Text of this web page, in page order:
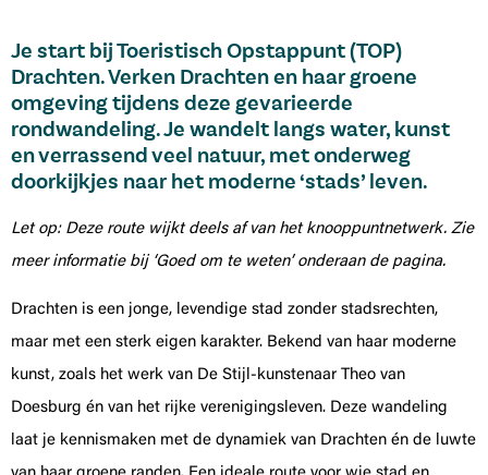
Je start bij Toeristisch Opstappunt (TOP)
Drachten. Verken Drachten en haar groene
omgeving tijdens deze gevarieerde
rondwandeling. Je wandelt langs water, kunst
en verrassend veel natuur, met onderweg
doorkijkjes naar het moderne ‘stads’ leven.
Let op: Deze route wijkt deels af van het knooppuntnetwerk. Zie
meer informatie bij ‘Goed om te weten’ onderaan de pagina.
Drachten is een jonge, levendige stad zonder stadsrechten,
maar met een sterk eigen karakter. Bekend van haar moderne
kunst, zoals het werk van De Stijl-kunstenaar Theo van
Doesburg én van het rijke verenigingsleven. Deze wandeling
laat je kennismaken met de dynamiek van Drachten én de luwte